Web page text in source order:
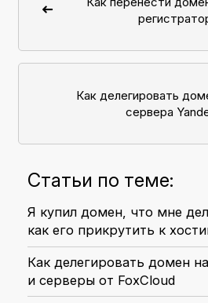
Как делегировать
сервера
Статьи по теме:
Я купил домен, что мне
как его прикрутить к
Как делегировать домен
и серверы от FoxCloud